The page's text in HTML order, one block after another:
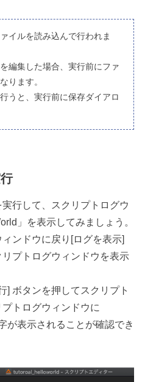
イルを読み込んで行われま
編集した場合、実行前にファ
ります。
うと、実行前に保存ダイアロ
行して、スクリプトログウ
」を表示してみましょう。
ンドウに戻り[ログを表示]
プトログウィンドウを表示
] ボタンを押してスクリプト
トログウィンドウに
が表示されることが確認でき